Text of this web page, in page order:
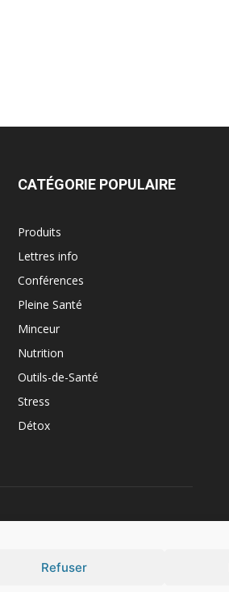
Refuser
CATÉGORIE POPULAIRE
Produits
Lettres info
Conférences
Pleine Santé
Minceur
Nutrition
Outils-de-Santé
Stress
Détox